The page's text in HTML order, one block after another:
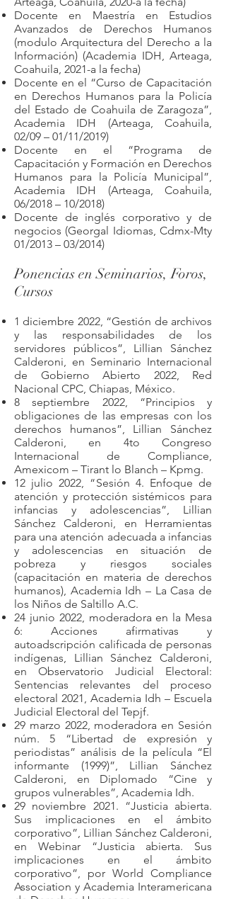
Docente en Maestría en Estudios
Avanzados de Derechos Humanos
(modulo Arquitectura del Derecho a la
Información) (Academia IDH, Arteaga,
Coahuila, 2021-a la fecha)
Docente en el “Curso de Capacitación
en Derechos Humanos para la Policía
del Estado de Coahuila de Zaragoza”,
Academia IDH (Arteaga, Coahuila,
02/09 – 01/11/2019)
Docente en el “Programa de
Capacitación y Formación en Derechos
Humanos para la Policía Municipal”,
Academia IDH (Arteaga, Coahuila,
06/2018 – 10/2018)
Docente de inglés corporativo y de
negocios (Georgal Idiomas, Cdmx-Mty
01/2013 – 03/2014)
Ponencias en Seminarios, Foros,
Cursos
1 diciembre 2022, “Gestión de archivos
y las responsabilidades de los
servidores públicos”, Lillian Sánchez
Calderoni, en Seminario Internacional
de Gobierno Abierto 2022, Red
Nacional CPC, Chiapas, México.
8 septiembre 2022, “Principios y
obligaciones de las empresas con los
derechos humanos”, Lillian Sánchez
Calderoni, en 4to Congreso
Internacional de Compliance,
Amexicom – Tirant lo Blanch – Kpmg.
12 julio 2022, “Sesión 4. Enfoque de
atención y protección sistémicos para
infancias y adolescencias”, Lillian
Sánchez Calderoni, en Herramientas
para una atención adecuada a infancias
y adolescencias en situación de
pobreza y riesgos sociales
(capacitación en materia de derechos
humanos), Academia Idh – La Casa de
los Niños de Saltillo A.C.
24 junio 2022, moderadora en la Mesa
6: Acciones afirmativas y
autoadscripción calificada de personas
indígenas, Lillian Sánchez Calderoni,
en Observatorio Judicial Electoral:
Sentencias relevantes del proceso
electoral 2021, Academia Idh – Escuela
Judicial Electoral del Tepjf.
29 marzo 2022, moderadora en Sesión
núm. 5 “Libertad de expresión y
periodistas” análisis de la película “El
informante (1999)”, Lillian Sánchez
Calderoni, en Diplomado “Cine y
grupos vulnerables”, Academia Idh.
29 noviembre 2021. “Justicia abierta.
Sus implicaciones en el ámbito
corporativo”, Lillian Sánchez Calderoni,
en Webinar “Justicia abierta. Sus
implicaciones en el ámbito
corporativo”, por World Compliance
Association y Academia Interamericana